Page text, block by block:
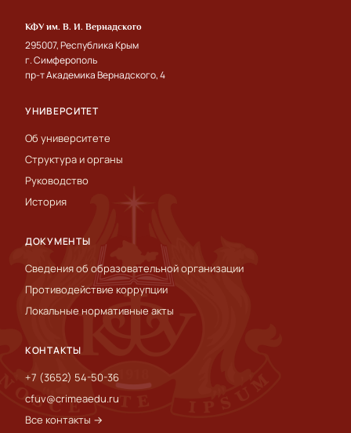
КФУ им. В. И. Вернадского
295007, Республика Крым
г. Симферополь
пр-т Академика Вернадского, 4
УНИВЕРСИТЕТ
Об университете
Структура и органы
Руководство
История
ДОКУМЕНТЫ
Сведения об образовательной организации
Противодействие коррупции
Локальные нормативные акты
КОНТАКТЫ
+7 (3652) 54-50-36
cfuv@crimeaedu.ru
Все контакты →